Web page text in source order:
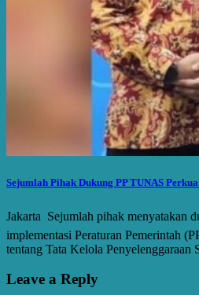
Sejumlah Pihak Dukung PP TUNAS
Jakarta  Sejumlah pihak menyatakan
implementasi Peraturan Pemerintah
tentang Tata Kelola Penyelenggaraan
Leave a Reply